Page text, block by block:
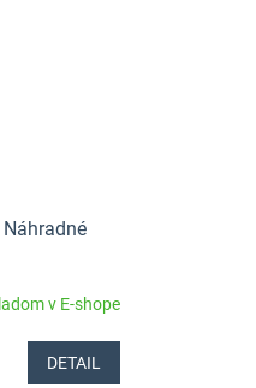
v E-shope
DETAIL